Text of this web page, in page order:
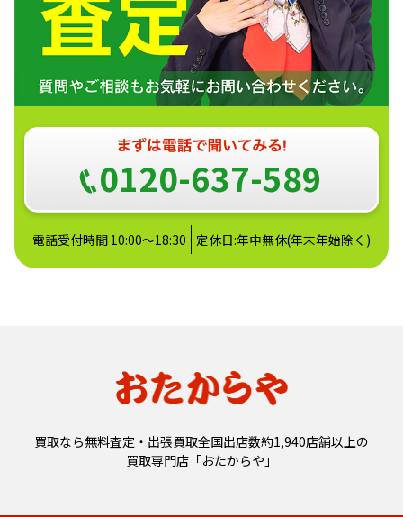
0120-637-589
電話受付時間 10:00～18:30 定休日:年中無休(年末年始除く)
買取なら無料査定・出張買取全国出店数約1,940店舗以上の
買取専門店「おたからや」